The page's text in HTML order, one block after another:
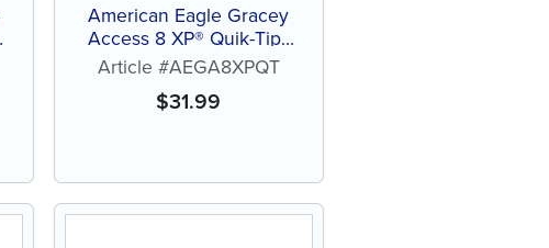
American Eagle Gracey
Access 8 XP® Quik-Tip™
sans affûtage
Article #AEGA8XPQT
$31.99